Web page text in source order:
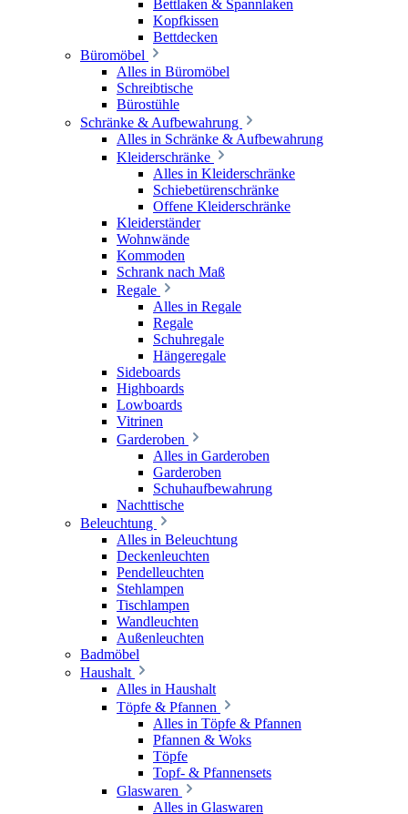
Bettlaken & Spannlaken
Kopfkissen
Bettdecken
Büromöbel
Alles in Büromöbel
Schreibtische
Bürostühle
Schränke & Aufbewahrung
Alles in Schränke & Aufbewahrung
Kleiderschränke
Alles in Kleiderschränke
Schiebetürenschränke
Offene Kleiderschränke
Kleiderständer
Wohnwände
Kommoden
Schrank nach Maß
Regale
Alles in Regale
Regale
Schuhregale
Hängeregale
Sideboards
Highboards
Lowboards
Vitrinen
Garderoben
Alles in Garderoben
Garderoben
Schuhaufbewahrung
Nachttische
Beleuchtung
Alles in Beleuchtung
Deckenleuchten
Pendelleuchten
Stehlampen
Tischlampen
Wandleuchten
Außenleuchten
Badmöbel
Haushalt
Alles in Haushalt
Töpfe & Pfannen
Alles in Töpfe & Pfannen
Pfannen & Woks
Töpfe
Topf- & Pfannensets
Glaswaren
Alles in Glaswaren